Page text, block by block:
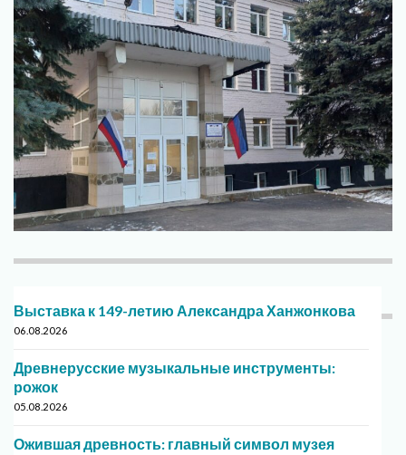
Выставка к 149-летию Александра Ханжонкова
06.08.2026
Древнерусские музыкальные инструменты:
рожок
05.08.2026
Ожившая древность: главный символ музея